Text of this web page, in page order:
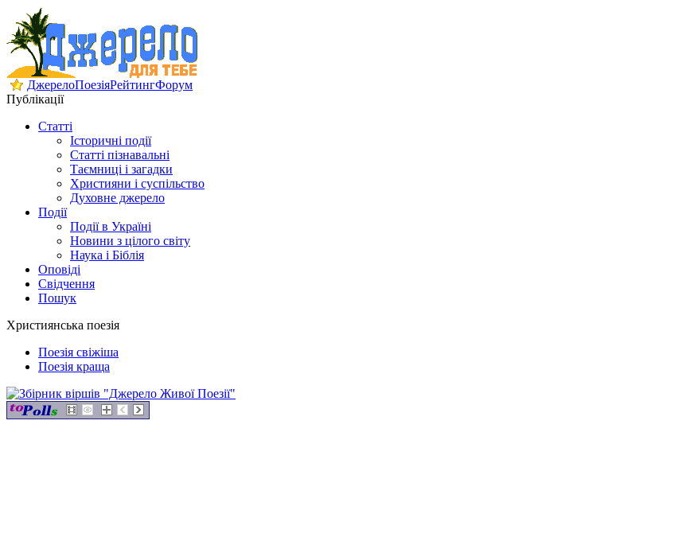
ДжерелоПоезіяРейтингФорум
Публікації
Статті
Історичні події
Статті пізнавальні
Таємниці і загадки
Християни і суспільство
Духовне джерело
Події
Події в Україні
Новини з цілого світу
Наука і Біблія
Оповіді
Свідчення
Пошук
Християнська поезія
Поезія свіжіша
Поезія краща